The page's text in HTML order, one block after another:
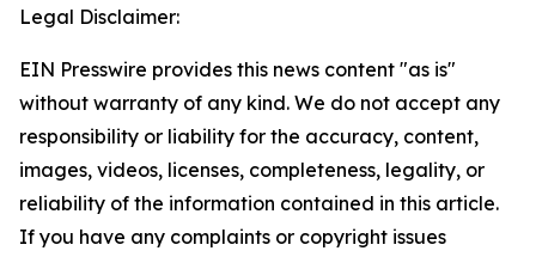
Legal Disclaimer:
EIN Presswire provides this news content "as is"
without warranty of any kind. We do not accept any
responsibility or liability for the accuracy, content,
images, videos, licenses, completeness, legality, or
reliability of the information contained in this article.
If you have any complaints or copyright issues